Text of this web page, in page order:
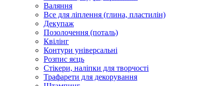
Валяння
Все для ліплення (глина, пластилін)
Декупаж
Позолочення (поталь)
Квілінг
Контури універсальні
Розпис яєць
Стікери, наліпки для творчості
Трафарети для декорування